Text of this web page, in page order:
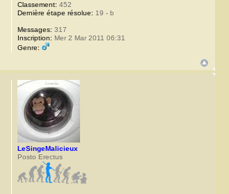
Classement: 452
Dernière étape résolue: 19 - b
Messages: 317
Inscription: Mer 2 Mar 2011 06:31
Genre:
LeSingeMalicieux
Posto Erectus